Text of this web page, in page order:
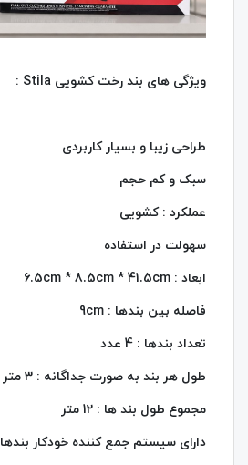
ویژگی های بند رخت کشویی Stila :
طراحی زیبا و بسیار کاربردی
سبک و کم حجم
عملکرد : کشویی
سهولت در استفاده
ابعاد : 6.5cm * 8.5cm * 41.5cm
فاصله بین بندها : 9cm
تعداد بندها : 4 عدد
طول هر بند به صورت جداگانه : 3 متر
مجموع طول بند ها : 12 متر
دارای سیستم جمع کننده خودکار بندها